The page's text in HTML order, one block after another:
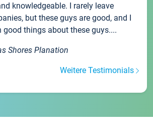
knowledgeable. I rarely leave
but these guys are good, and I
good things about these guys....
Shores Planation
Weitere Testimonials